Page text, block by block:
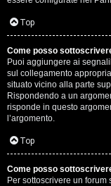
Top
Come posso
Puoi aggiungere ai
sul collegamento
situato vicino alla parte
Rispondendo a un
risponde in questo
l’argomento.
Top
Come posso
Per sottoscrivere un forum